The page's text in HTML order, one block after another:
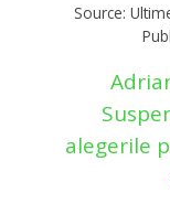
Source:
alegerile